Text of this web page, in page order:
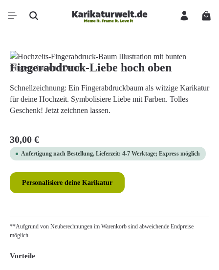
Zum Hauptinhalt springen
Bildergalerie überspringen
Fingerabdruck-Liebe hoch oben
Schnellzeichnung: Ein Fingerabdruckbaum als witzige Karikatur
für deine Hochzeit. Symbolisiere Liebe mit Farben. Tolles
Geschenk! Jetzt zeichnen lassen.
Regulärer Preis:
30,00 €
Anfertigung nach Bestellung, Lieferzeit: 4-7 Werktage; Express möglich
Personalisiere deine Karikatur
**Aufgrund von Neuberechnungen im Warenkorb sind abweichende Endpreise
möglich.
Vorteile